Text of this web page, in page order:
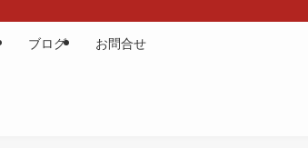
ブログ お問合せ